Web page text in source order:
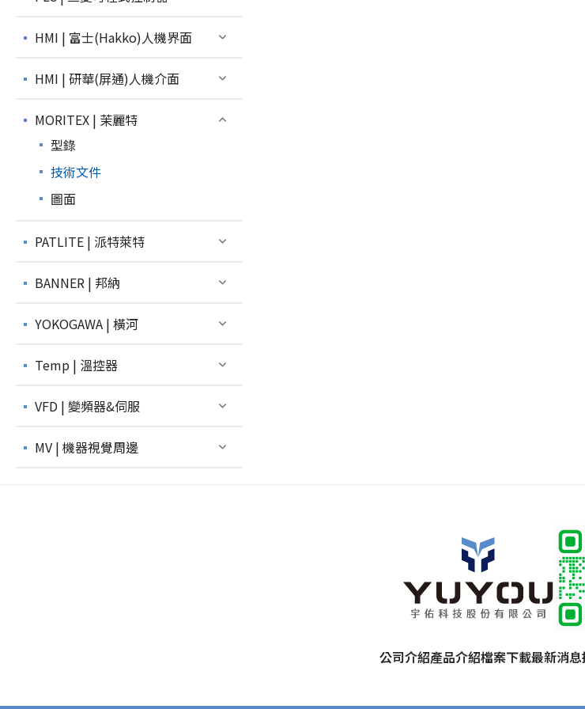
HMI | 富士(Hakko)人機界面
HMI | 研華(屏通)人機介面
MORITEX | 茉麗特
型錄
技術文件
圖面
PATLITE | 派特萊特
BANNER | 邦納
YOKOGAWA | 橫河
Temp | 溫控器
VFD | 變頻器&伺服
MV | 機器視覺周邊
公司介紹產品介紹檔案下載最新消息